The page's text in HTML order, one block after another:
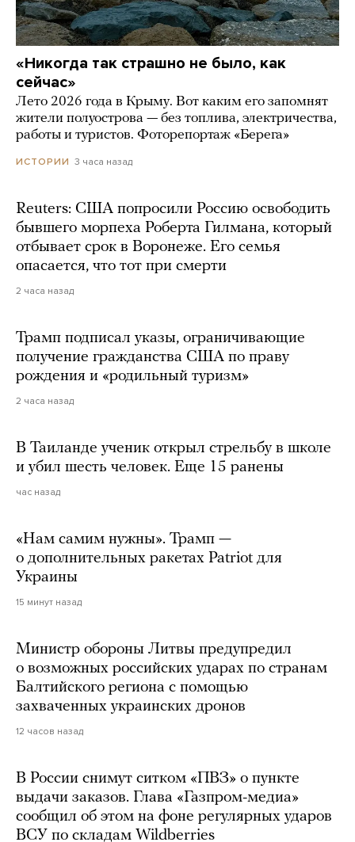
«Никогда так страшно не было, как
сейчас»
Лето 2026 года в Крыму. Вот каким его запомнят
жители полуострова — без топлива, электричества,
работы и туристов. Фоторепортаж «Берега»
ИСТОРИИ 3 часа назад
Reuters: США попросили Россию освободить
бывшего морпеха Роберта Гилмана, который
отбывает срок в Воронеже. Его семья
опасается, что тот при смерти
2 часа назад
Трамп подписал указы, ограничивающие
получение гражданства США по праву
рождения и «родильный туризм»
2 часа назад
В Таиланде ученик открыл стрельбу в школе
и убил шесть человек. Еще 15 ранены
час назад
«Нам самим нужны». Трамп —
о дополнительных ракетах Patriot для
Украины
15 минут назад
Министр обороны Литвы предупредил
о возможных российских ударах по странам
Балтийского региона с помощью
захваченных украинских дронов
12 часов назад
В России снимут ситком «ПВЗ» о пункте
выдачи заказов. Глава «Газпром-медиа»
сообщил об этом на фоне регулярных ударов
ВСУ по складам Wildberries